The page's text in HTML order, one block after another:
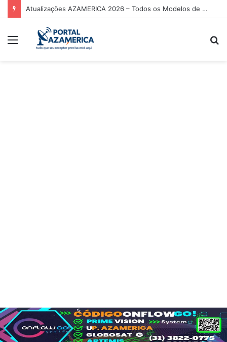
Atualizações AZAMERICA 2026 – Todos os Modelos de Receptores AZAMERICA